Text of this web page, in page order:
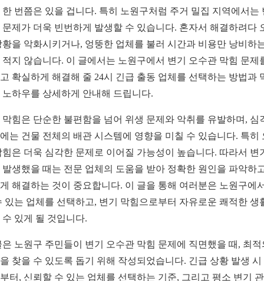
한 번쯤은 있을 겁니다. 특히 노원구처럼 주거 밀집 지역에서는
문제가 더욱 빈번하게 발생할 수 있습니다. 혼자서 해결하려다
황을 악화시키거나, 엉뚱한 업체를 불러 시간과 비용만 낭비하
적지 않습니다. 이 글에서는 노원구에서 변기 오수관 막힘 문제
확실하게 해결해 줄 24시 긴급 출동 업체를 선택하는 방법과
노하우를 상세하게 안내해 드립니다.
막힘은 단순한 불편함을 넘어 위생 문제와 악취를 유발하며, 심
는 건물 전체의 배관 시스템에 영향을 미칠 수 있습니다. 특히
힘은 더욱 심각한 문제로 이어질 가능성이 높습니다. 따라서 변
발생했을 때는 전문 업체의 도움을 받아 정확한 원인을 파악하
해결하는 것이 중요합니다. 이 글을 통해 여러분은 노원구에
있는 업체를 선택하고, 변기 막힘으로부터 자유로운 쾌적한 생
수 있게 될 것입니다.
은 노원구 주민들이 변기 오수관 막힘 문제에 직면했을 때, 최적
찾을 수 있도록 돕기 위해 작성되었습니다. 긴급 상황 발생 시
터, 신뢰할 수 있는 업체를 선택하는 기준, 그리고 평소 변기